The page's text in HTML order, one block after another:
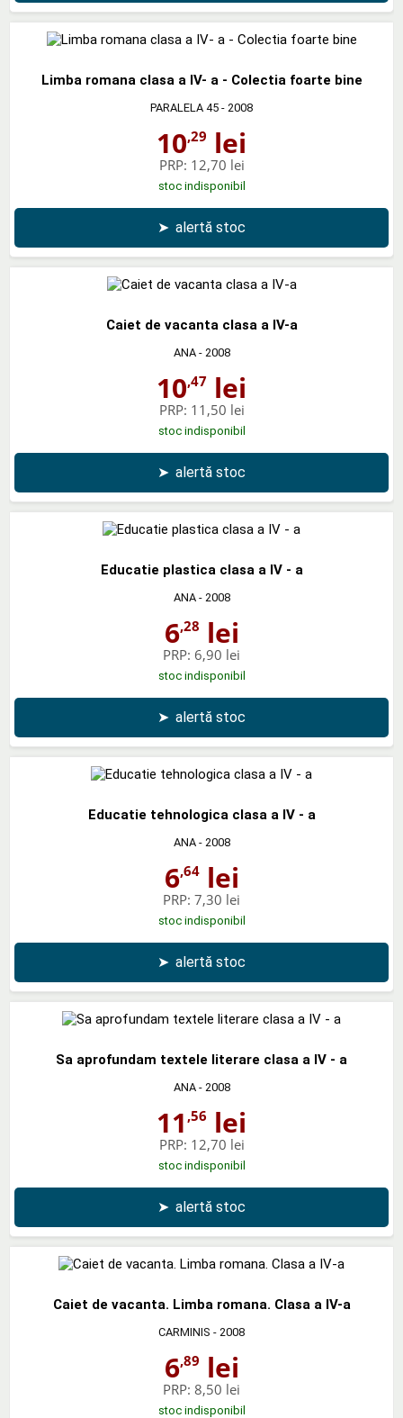
Limba romana clasa a IV- a - Colectia foarte bine
PARALELA 45 - 2008
10,29 lei
PRP: 12,70 lei
stoc indisponibil
➤ alertă stoc
Caiet de vacanta clasa a IV-a
ANA- 2008
10,47 lei
PRP: 11,50 lei
stoc indisponibil
➤ alertă stoc
Educatie plastica clasa a IV - a
ANA- 2008
6,28 lei
PRP: 6,90 lei
stoc indisponibil
➤ alertă stoc
Educatie tehnologica clasa a IV - a
ANA- 2008
6,64lei
PRP: 7,30 lei
stoc indisponibil
➤ alertă stoc
Sa aprofundam textele literare clasa a IV - a
ANA- 2008
11 ,56 lei
PRP: 12,70 lei
stoc indisponibil
➤ alertă stoc
Caiet de vacanta. Limba romana. Clasa a IV-a
CARMINIS - 2008
6,89 lei
PRP: 8,50 lei
stoc indisponibil